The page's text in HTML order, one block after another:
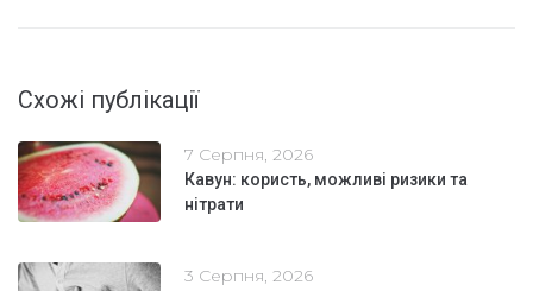
Схожі публікації
7 Серпня, 2026
Кавун: користь, можливі ризики та
нітрати
3 Серпня, 2026